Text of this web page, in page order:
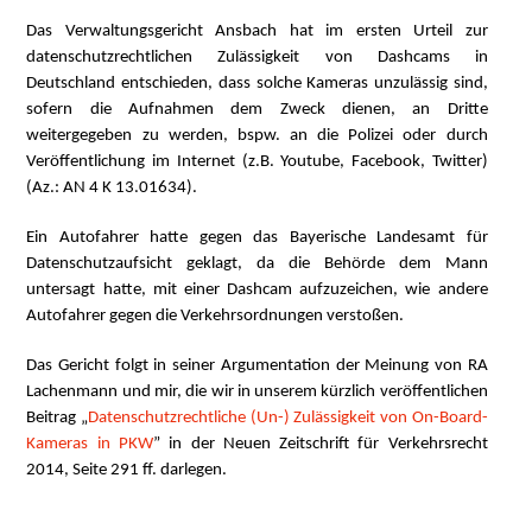
Das Verwaltungsgericht Ansbach hat im ersten Urteil zur
datenschutzrechtlichen Zulässigkeit von Dashcams in
Deutschland entschieden, dass solche Kameras unzulässig sind,
sofern die Aufnahmen dem Zweck dienen, an Dritte
weitergegeben zu werden, bspw. an die Polizei oder durch
Veröffentlichung im Internet (z.B. Youtube, Facebook, Twitter)
(Az.: AN 4 K 13.01634).
Ein Autofahrer hatte gegen das Bayerische Landesamt für
Datenschutzaufsicht geklagt, da die Behörde dem Mann
untersagt hatte, mit einer Dashcam aufzuzeichen, wie andere
Autofahrer gegen die Verkehrsordnungen verstoßen.
Das Gericht folgt in seiner Argumentation der Meinung von RA
Lachenmann und mir, die wir in unserem kürzlich veröffentlichen
Beitrag „Datenschutzrechtliche (Un-) Zulässigkeit von On-Board-
Kameras in PKW” in der Neuen Zeitschrift für Verkehrsrecht
2014, Seite 291 ff. darlegen.